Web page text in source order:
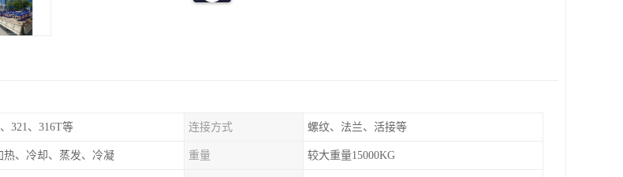
321、316T等 连接方式 螺纹、法兰、活接等
热、冷却、蒸发、冷凝 重量 较大重量15000KG